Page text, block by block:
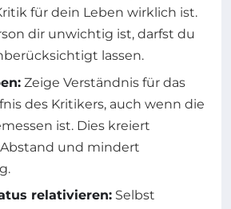
für dein Leben wirklich ist.
dir unwichtig ist, darfst du
lassen.
Zeige Verständnis für das
des Kritikers, auch wenn die
ist. Dies kreiert
und mindert
relativieren: Selbst